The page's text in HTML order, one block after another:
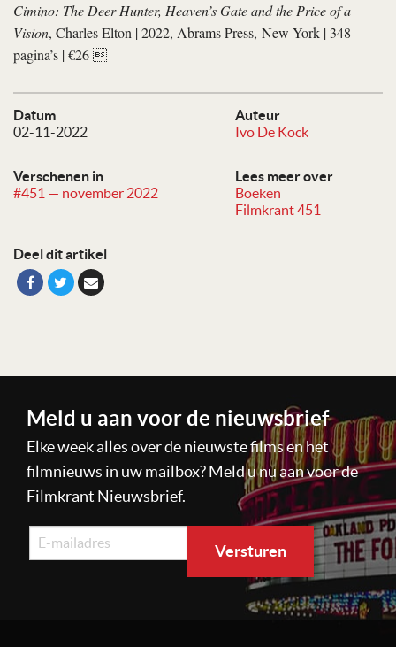
Datum
02-11-2022
Auteur
Ivo De Kock
Verschenen in
#451 — november 2022
Lees meer over
Boeken
Filmkrant 451
Deel dit artikel
Cimino: The Deer Hunter, Heaven’s Gate and the Price of a
Vision, Charles Elton | 2022, Abrams Press, New York | 348
pagina’s | €26 
Meld u aan voor de nieuwsbrief
Elke week alles over de nieuwste films en het
filmnieuws in uw mailbox? Meld u nu aan voor de
Filmkrant Nieuwsbrief.